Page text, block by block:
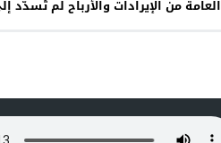
العامة من الإيرادات والأرباح لم تُسدَّد